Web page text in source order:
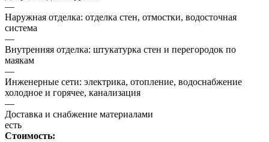
—
Наружная отделка: отделка стен, отмостки, водосточная
система
—
Внутренняя отделка: штукатурка стен и перегородок по
маякам
—
Инженерные сети: электрика, отопление, водоснабжение
холодное и горячее, канализация
—
Доставка и снабжение материалами
есть
Стоимость: